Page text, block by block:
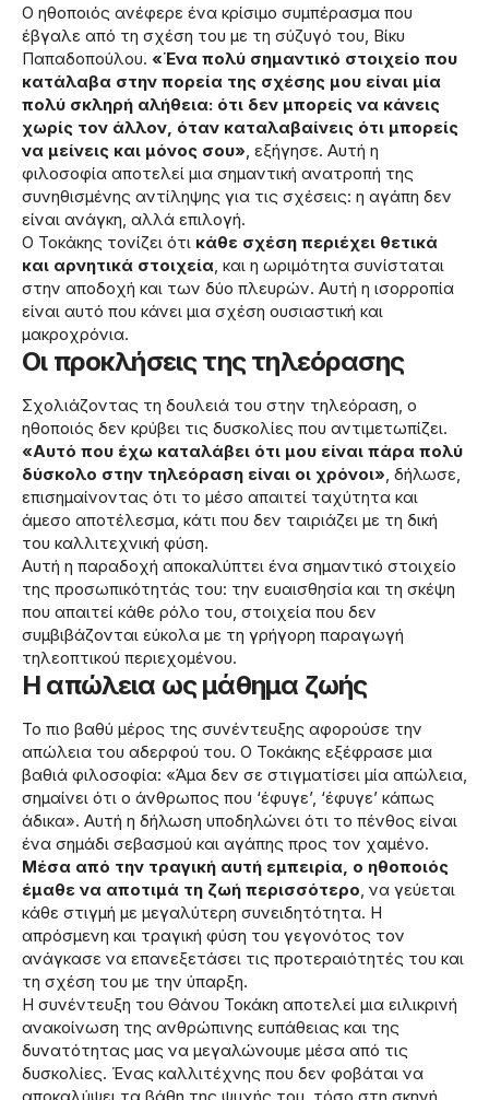
Ο ηθοποιός ανέφερε ένα κρίσιμο συμπέρασμα που
έβγαλε από τη σχέση του με τη σύζυγό του, Βίκυ
Παπαδοπούλου. «Ένα πολύ σημαντικό στοιχείο που
κατάλαβα στην πορεία της σχέσης μου είναι μία
πολύ σκληρή αλήθεια: ότι δεν μπορείς να κάνεις
χωρίς τον άλλον, όταν καταλαβαίνεις ότι μπορείς
να μείνεις και μόνος σου» , εξήγησε. Αυτή η
φιλοσοφία αποτελεί μια σημαντική ανατροπή της
συνηθισμένης αντίληψης για τις σχέσεις: η αγάπη δεν
είναι ανάγκη, αλλά επιλογή.
Ο Τοκάκης τονίζει ότι κάθε σχέση περιέχει θετικά
και αρνητικά στοιχεία , και η ωριμότητα συνίσταται
στην αποδοχή και των δύο πλευρών. Αυτή η ισορροπία
είναι αυτό που κάνει μια σχέση ουσιαστική και
μακροχρόνια.
Οι προκλήσεις της τηλεόρασης
Σχολιάζοντας τη δουλειά του στην τηλεόραση, ο
ηθοποιός δεν κρύβει τις δυσκολίες που αντιμετωπίζει.
«Αυτό που έχω καταλάβει ότι μου είναι πάρα πολύ
δύσκολο στην τηλεόραση είναι οι χρόνοι», δήλωσε,
επισημαίνοντας ότι το μέσο απαιτεί ταχύτητα και
άμεσο αποτέλεσμα, κάτι που δεν ταιριάζει με τη δική
του καλλιτεχνική φύση.
Αυτή η παραδοχή αποκαλύπτει ένα σημαντικό στοιχείο
της προσωπικότητάς του: την ευαισθησία και τη σκέψη
που απαιτεί κάθε ρόλο του, στοιχεία που δεν
συμβιβάζονται εύκολα με τη γρήγορη παραγωγή
τηλεοπτικού περιεχομένου.
Η απώλεια ως μάθημα ζωής
Το πιο βαθύ μέρος της συνέντευξης αφορούσε την
απώλεια του αδερφού του. Ο Τοκάκης εξέφρασε μια
βαθιά φιλοσοφία: «Άμα δεν σε στιγματίσει μία απώλεια,
σημαίνει ότι ο άνθρωπος που ‘έφυγε’, ‘έφυγε’ κάπως
άδικα». Αυτή η δήλωση υποδηλώνει ότι το πένθος είναι
ένα σημάδι σεβασμού και αγάπης προς τον χαμένο.
Μέσα από την τραγική αυτή εμπειρία, ο ηθοποιός
έμαθε να αποτιμά τη ζωή περισσότερο, να γεύεται
κάθε στιγμή με μεγαλύτερη συνειδητότητα. Η
απρόσμενη και τραγική φύση του γεγονότος τον
ανάγκασε να επανεξετάσει τις προτεραιότητές του και
τη σχέση του με την ύπαρξη.
Η συνέντευξη του Θάνου Τοκάκη αποτελεί μια ειλικρινή
ανακοίνωση της ανθρώπινης ευπάθειας και της
δυνατότητας μας να μεγαλώνουμε μέσα από τις
δυσκολίες. Ένας καλλιτέχνης που δεν φοβάται να